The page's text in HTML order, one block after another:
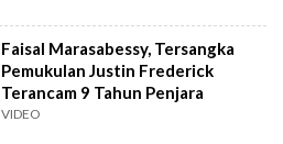
Faisal Marasabessy, Tersangka
Pemukulan Justin Frederick
Terancam 9 Tahun Penjara
VIDEO